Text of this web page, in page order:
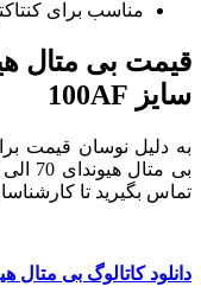
مناسب برای کنتاکتور های
سایز 100AF
به دلیل نوسان قیمت
تماس بگیرید تا
دانلود کاتالوگ بی متال